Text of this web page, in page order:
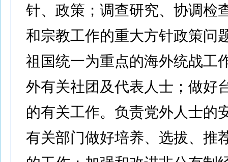
针、政策；调查研究、协调检
和宗教工作的重大方针政策问
祖国统一为重点的海外统战工
外有关社团及代表人士；做好
的有关工作。负责党外人士的
有关部门做好培养、选拔、推